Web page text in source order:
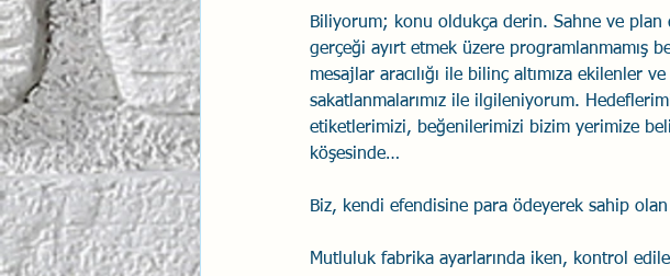
Biliyorum; konu oldukça derin. Sahne ve plan
gerçeği ayırt etmek üzere programlanmamış
mesajlar aracılığı ile bilinç altımıza ekilenler
sakatlanmalarımız ile ilgileniyorum.
etiketlerimizi, beğenilerimizi bizim yerimize
köşesinde…
Biz, kendi efendisine para ödeyerek sahip
Mutluluk fabrika ayarlarında iken, kontrol